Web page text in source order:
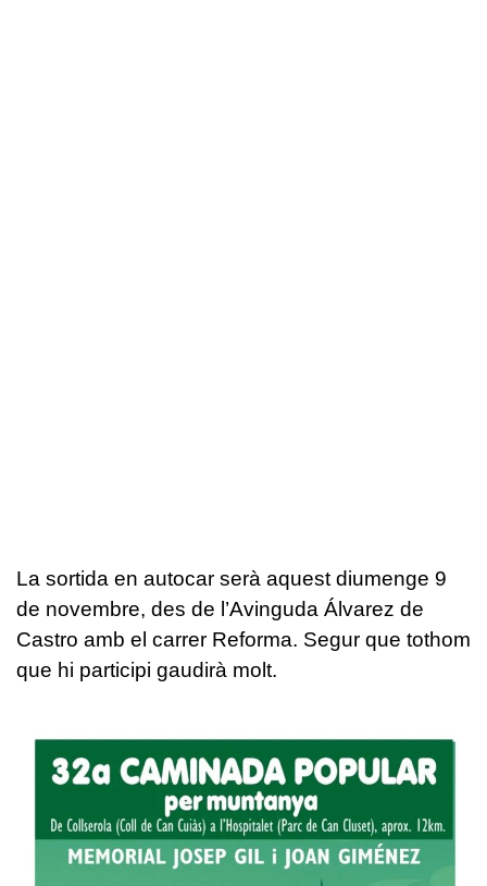
La sortida en autocar serà aquest diumenge 9
de novembre, des de l’Avinguda Álvarez de
Castro amb el carrer Reforma. Segur que tothom
que hi participi gaudirà molt.